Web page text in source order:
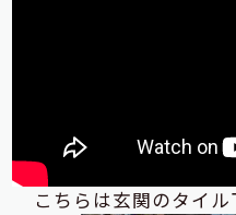
こちらは玄関のタイル